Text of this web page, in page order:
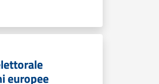
europee